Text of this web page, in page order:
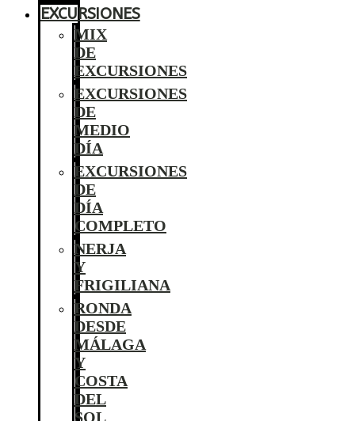
EXCURSIONES
MIX
DE
EXCURSIONES
EXCURSIONES
DE
MEDIO
DÍA
EXCURSIONES
DE
DÍA
COMPLETO
NERJA
Y
FRIGILIANA
RONDA
DESDE
MÁLAGA
Y
COSTA
DEL
SOL